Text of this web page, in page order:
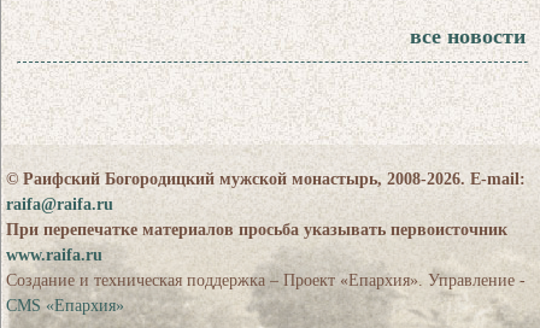
все новости
© Раифский Богородицкий мужской монастырь, 2008-2026. E-mail:
raifa@raifa.ru
При перепечатке материалов просьба указывать первоисточник
www.raifa.ru
Создание и техническая поддержка – Проект «Епархия». Управление -
CMS «Епархия»